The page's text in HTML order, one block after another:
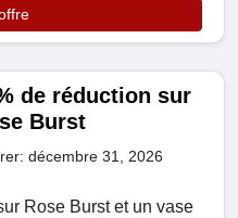
de réduction sur
Burst
décembre 31, 2026
Rose Burst et un vase